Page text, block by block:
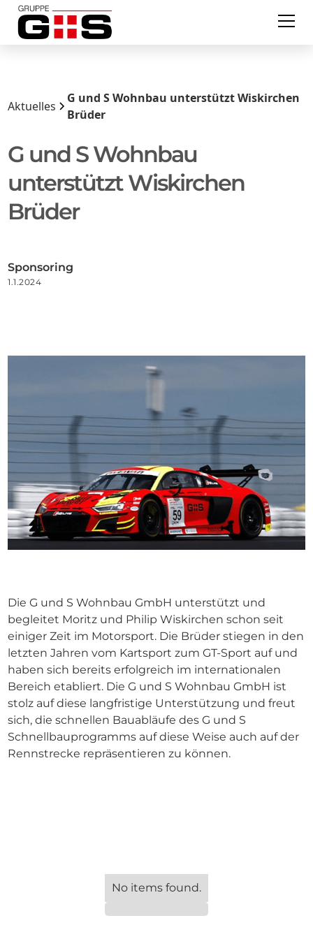
Aktuelles
G und S Wohnbau unterstützt Wiskirchen
Brüder
G und S Wohnbau
unterstützt Wiskirchen
Brüder
Sponsoring
1.1.2024
Die G und S Wohnbau GmbH unterstützt und
begleitet Moritz und Philip Wiskirchen schon seit
einiger Zeit im Motorsport. Die Brüder stiegen in den
letzten Jahren vom Kartsport zum GT-Sport auf und
haben sich bereits erfolgreich im internationalen
Bereich etabliert. Die G und S Wohnbau GmbH ist
stolz auf diese langfristige Unterstützung und freut
sich, die schnellen Bauabläufe des G und S
Schnellbauprogramms auf diese Weise auch auf der
Rennstrecke repräsentieren zu können.
No items found.